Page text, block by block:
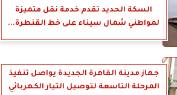
السكة الحديد تقدم خدمة نقل متميزة
لمواطني شمال سيناء على خط القنطرة...
جهاز مدينة القاهرة الجديدة يواصل تنفيذ
المرحلة التاسعة لتوصيل التيار الكهربائي